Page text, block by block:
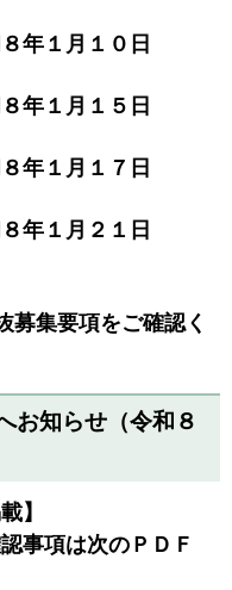
月１０日
１月１５日
月１７日
１月２１日
募集要項をご確認く
お知らせ（令和８
】
事項は次のＰＤＦ